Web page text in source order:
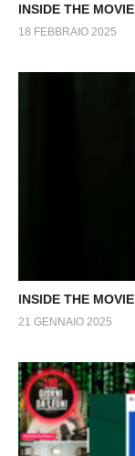
INSIDE THE
18 FEBBRAIO 2025
INSIDE THE
21 GENNAIO 2025